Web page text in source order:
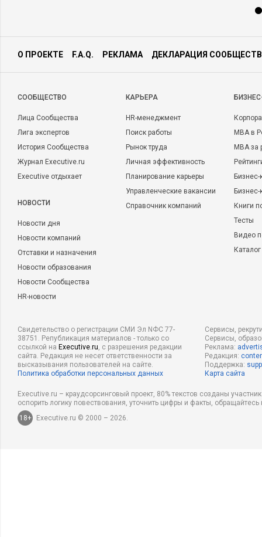
О ПРОЕКТЕ F.A.Q. РЕКЛАМА ДЕКЛАРАЦИЯ
CООБЩЕСТВО
Лица Сообщества
Лига экспертов
История Сообщества
Журнал Executive.ru
Executive отдыхает
НОВОСТИ
Новости дня
Новости компаний
Отставки и назначения
Новости образования
Новости Сообщества
HR-новости
КАРЬЕРА
HR-менеджмент
Поиск работы
Рынок труда
Личная эффективность
Планирование карьеры
Управленческие вакансии
Справочник компаний
MBA в
MBA
Бизнес-
Книги
Тесты
Видео
Свидетельство о регистрации СМИ Эл NФС 77-
38751. Републикация материалов - только со
ссылкой на Executive.ru, с разрешения редакции
сайта. Редакция не несет ответственности за
высказывания пользователей на сайте.
Политика обработки персональных данных
Сервисы,
Сервисы,
Реклама:
Редакция:
Поддержка:
Карта сайта
Executive.ru – краудсорсинговый проект, 80% текстов созданы
оспорить логику повествования, уточнить цифры и факты,
18+
Executive.ru © 2000 – 2026.